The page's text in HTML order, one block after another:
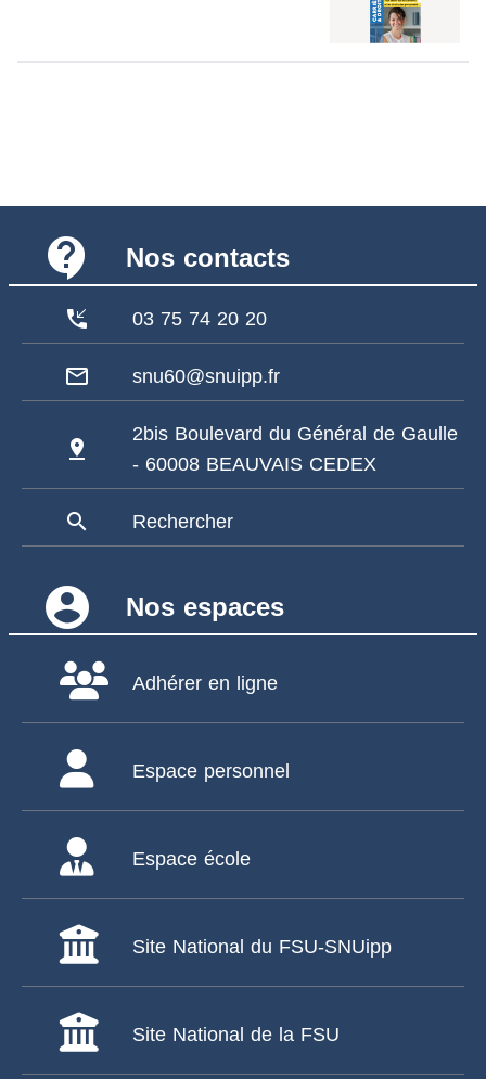
contact_support Nos contacts
phone_callback 03 75 74 20 20
mail_outline snu60@snuipp.fr
pin_drop
2bis Boulevard du Général de Gaulle
- 60008 BEAUVAIS CEDEX
search Rechercher
account_circle Nos espaces
Adhérer en ligne
Espace personnel
Espace école
Site National du FSU-SNUipp
Site National de la FSU